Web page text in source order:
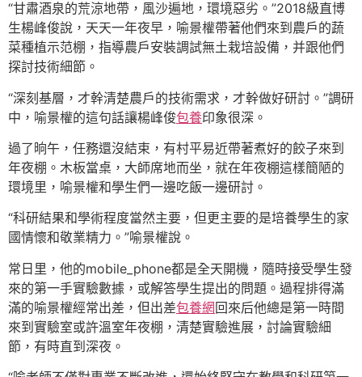
“甘肅酒泉的荒涼地帶，風沙遍地，環境惡劣。”2018級直博
生楊峰俊說，天天一年夜早，喻景權帶著他們來到農戶的蔬
菜種植示范棚，指導農戶安裝調試無土栽培設備，并跟他們
探討技術細節。
“深刻基層，才幹清楚農戶的技術需求，才幹做好研討。”調研
中，喻景權的這句話讓楊峰俊包養印象很深。
過了晌午，任務還沒結束，有村平易近帶著煮好的餃子來到
年夜棚。木板當桌，大師席地而坐，就在年夜棚這樣簡陋的
環境里，喻景權和學生們一邊吃飯一邊研討。
“科研結果和學術程度當然主要，但更主要的是培養學生的家
國情懷和敬業精力。”喻景權說。
常日里，他的mobile_phone都是全天開機，隨時接受學生發
來的第一手實驗數據，或解答學生提出的問題。過程排得滿
滿的喻景權經常出差，但出差包養網回來后他總是第一時間
來到實驗室或許溫室年夜棚，清楚實驗進展，討論實驗細
節，有時直到深夜。